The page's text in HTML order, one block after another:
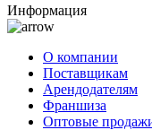
Информация
О компании
Поставщикам
Арендодателям
Франшиза
Оптовые